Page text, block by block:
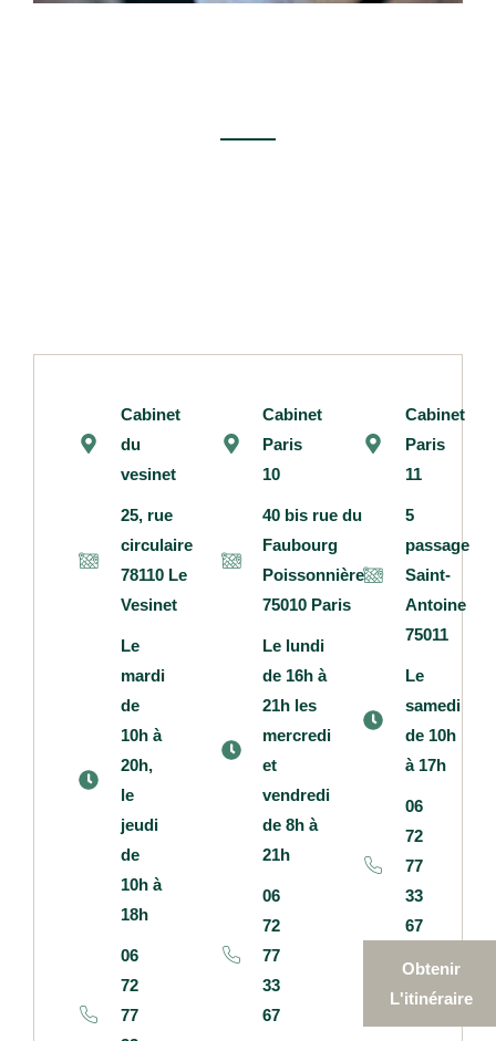
Cabinet
du
vesinet
25, rue
circulaire
78110 Le
Vesinet
Le
mardi
de
10h à
20h,
le
jeudi
de
10h à
18h
06
72
77
Cabinet
Paris
10
40 bis rue du
Faubourg
Poissonnière
75010 Paris
Le lundi
de 16h à
21h les
mercredi
et
vendredi
de 8h à
21h
06
72
77
33
67
Cabinet
Paris
11
5
passage
Saint-
Antoine
75011
Le
samedi
de 10h
à 17h
06
72
77
33
67
Obtenir
L'itinéraire